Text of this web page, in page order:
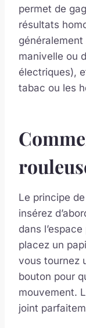
permet de
résultats
généralement
manivelle ou
électriques),
tabac ou les
Le principe
insérez
dans
placez un
vous tournez
bouton pour
mouvement.
joint